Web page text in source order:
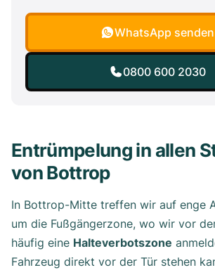
WhatsApp senden
0800 600 2030
Entrümpelung in allen
von Bottrop
In Bottrop-Mitte treffen wir auf enge
um die Fußgängerzone, wo wir vor
häufig eine Halteverbotszone
Fahrzeug direkt vor der Tür stehen